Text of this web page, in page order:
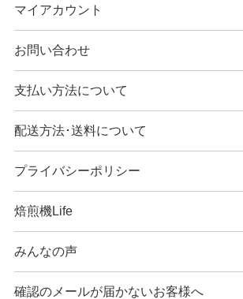
マイアカウント
お問い合わせ
支払い方法について
配送方法･送料について
プライバシーポリシー
焙煎機Life
みんなの声
確認のメールが届かないお客様へ